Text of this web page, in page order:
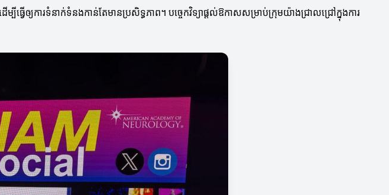
វើឲ្យការទំនាក់ទំនងកាន់តែមានប្រសិទ្ធភាព។ បច្ចេកវិទ្យាផ្តល់ឱកាសសម្រាប់ក្រុមយ៉ាងជ្រាលជ្រៅក្នុងការ